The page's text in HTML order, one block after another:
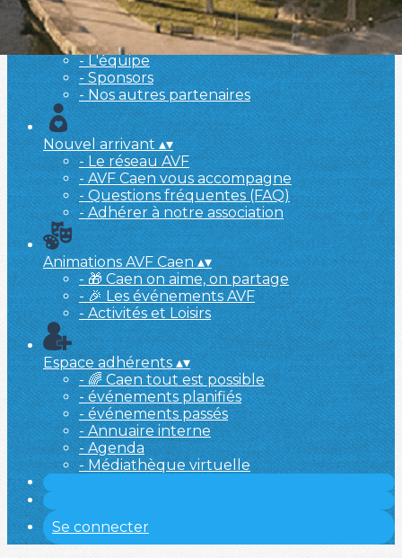
L'association▴▾
- L'association
- Brochure
- L'équipe
- Sponsors
- Nos autres partenaires
Nouvel arrivant▴▾
- Le réseau AVF
- AVF Caen vous accompagne
- Questions fréquentes (FAQ)
- Adhérer à notre association
Animations AVF Caen▴▾
- 🎁 Caen on aime, on partage
- 🎉 Les événements AVF
- Activités et Loisirs
Espace adhérents▴▾
- 🌈 Caen tout est possible
- événements planifiés
- événements passés
- Annuaire interne
- Agenda
- Médiathèque virtuelle
Se connecter